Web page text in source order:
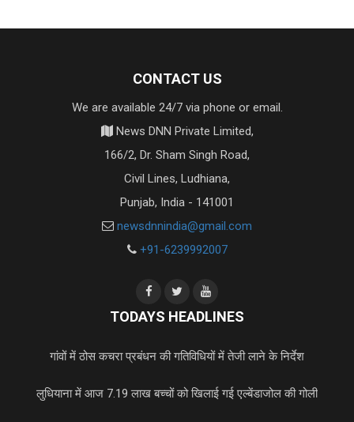
CONTACT US
We are available 24/7 via phone or email.
News DNN Private Limited,
166/2, Dr. Sham Singh Road,
Civil Lines, Ludhiana,
Punjab, India - 141001
newsdnnindia@gmail.com
+91-6239992007
TODAYS HEADLINES
गांवों में ठोस कचरा प्रबंधन की गतिविधियों में तेजी लाने के निर्देश
लुधियाना में आज 7.19 लाख बच्चों को खिलाई गई एल्बेंडाजोल की गोली